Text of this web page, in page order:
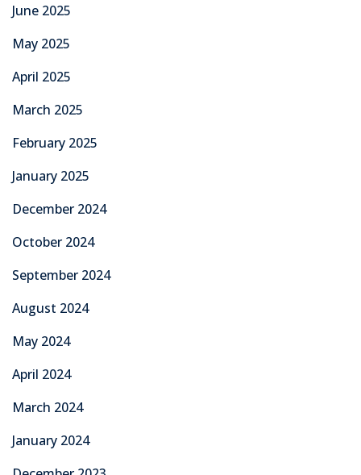
June 2025
May 2025
April 2025
March 2025
February 2025
January 2025
December 2024
October 2024
September 2024
August 2024
May 2024
April 2024
March 2024
January 2024